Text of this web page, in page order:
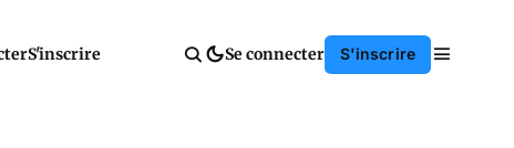
S'inscrire Se connecter S'inscrire